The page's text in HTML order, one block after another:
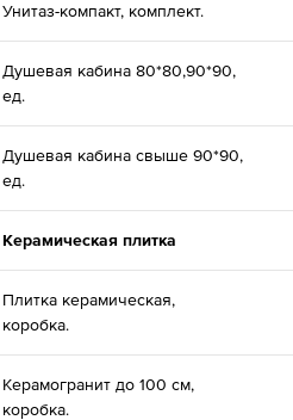
Унитаз-компакт, комплект.
Душевая кабина 80*80,90*90,
ед.
Душевая кабина свыше 90*90,
ед.
Керамическая плитка
Плитка керамическая,
коробка.
Керамогранит до 100 см,
коробка.